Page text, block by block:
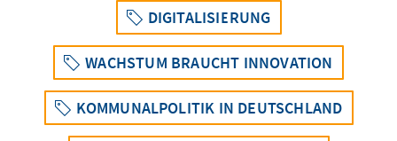
DIGITALISIERUNG
WACHSTUM BRAUCHT INNOVATION
KOMMUNALPOLITIK IN DEUTSCHLAND